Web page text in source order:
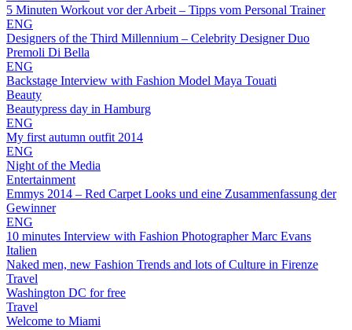
5 Minuten Workout vor der Arbeit – Tipps vom Personal Trainer
ENG
Designers of the Third Millennium – Celebrity Designer Duo
Premoli Di Bella
ENG
Backstage Interview with Fashion Model Maya Touati
Beauty
Beautypress day in Hamburg
ENG
My first autumn outfit 2014
ENG
Night of the Media
Entertainment
Emmys 2014 – Red Carpet Looks und eine Zusammenfassung der
Gewinner
ENG
10 minutes Interview with Fashion Photographer Marc Evans
Italien
Naked men, new Fashion Trends and lots of Culture in Firenze
Travel
Washington DC for free
Travel
Welcome to Miami